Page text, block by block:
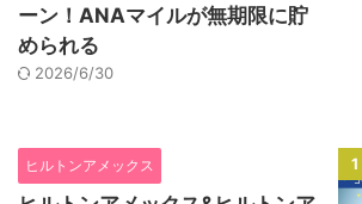
ーン！ANAマイルが無期限に貯
められる
2026/6/30
1
ヒルトンアメックス